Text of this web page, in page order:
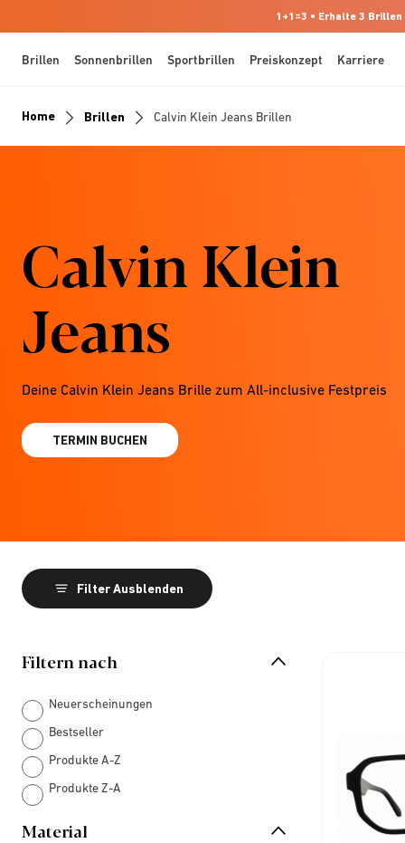
1+1=3 • Erhalte 3 Brillen
Brillen Sonnenbrillen Sportbrillen Preiskonzept Karriere
Home Brillen Calvin Klein Jeans Brillen
Calvin Klein
Jeans
Deine Calvin Klein Jeans Brille zum All-inclusive Festpreis
TERMIN BUCHEN
Filter Ausblenden
Filtern nach
Neuerscheinungen
Bestseller
Produkte A-Z
Produkte Z-A
Material